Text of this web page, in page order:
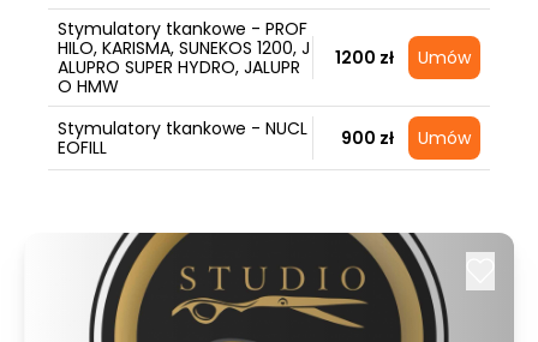
Stymulatory tkankowe - PROF
HILO, KARISMA, SUNEKOS 1200, J
ALUPRO SUPER HYDRO, JALUPR
O HMW
1200 zł Umów
Stymulatory tkankowe - NUCL
EOFILL
900 zł Umów